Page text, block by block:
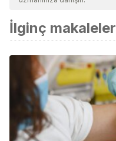
İlginç makaleler